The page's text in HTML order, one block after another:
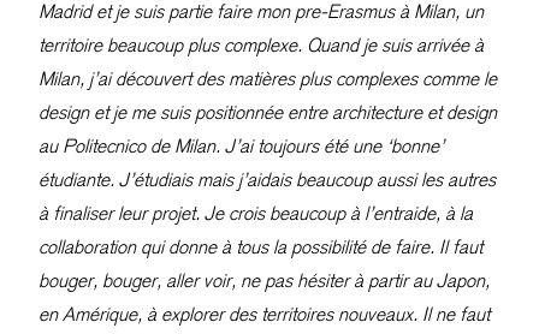
Madrid et je suis partie faire mon pre-Erasmus à Milan, un
territoire beaucoup plus complexe. Quand je suis arrivée à
Milan, j’ai découvert des matières plus complexes comme le
design et je me suis positionnée entre architecture et design
au Politecnico de Milan. J’ai toujours été une ‘bonne’
étudiante. J’étudiais mais j’aidais beaucoup aussi les autres
à finaliser leur projet. Je crois beaucoup à l’entraide, à la
collaboration qui donne à tous la possibilité de faire. Il faut
bouger, bouger, aller voir, ne pas hésiter à partir au Japon,
en Amérique, à explorer des territoires nouveaux. Il ne faut